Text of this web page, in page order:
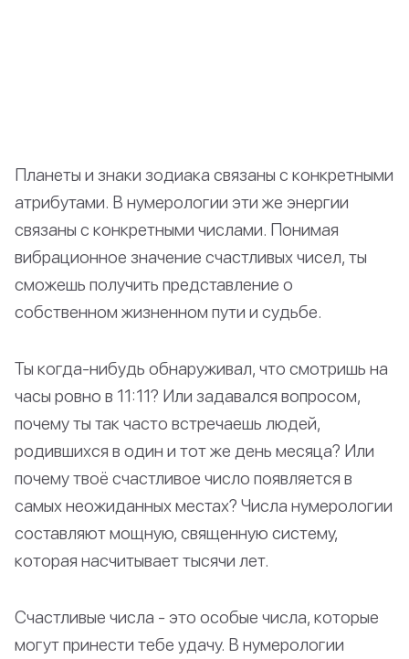
Планеты и знаки зодиака связаны с конкретными
атрибутами. В нумерологии эти же энергии
связаны с конкретными числами. Понимая
вибрационное значение счастливых чисел, ты
сможешь получить представление о
собственном жизненном пути и судьбе.
Ты когда-нибудь обнаруживал, что смотришь на
часы ровно в 11:11? Или задавался вопросом,
почему ты так часто встречаешь людей,
родившихся в один и тот же день месяца? Или
почему твоё счастливое число появляется в
самых неожиданных местах? Числа нумерологии
составляют мощную, священную систему,
которая насчитывает тысячи лет.
Счастливые числа - это особые числа, которые
могут принести тебе удачу. В нумерологии